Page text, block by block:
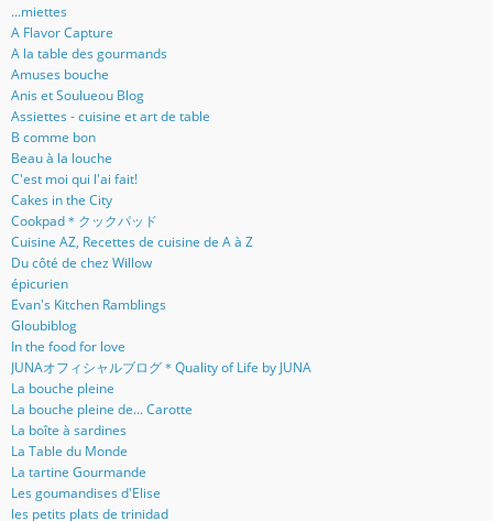
...miettes
A Flavor Capture
A la table des gourmands
Amuses bouche
Anis et Soulueou Blog
Assiettes - cuisine et art de table
B comme bon
Beau à la louche
C'est moi qui l'ai fait!
Cakes in the City
Cookpad＊クックパッド
Cuisine AZ, Recettes de cuisine de A à Z
Du côté de chez Willow
épicurien
Evan's Kitchen Ramblings
Gloubiblog
In the food for love
JUNAオフィシャルブログ＊Quality of Life by JUNA
La bouche pleine
La bouche pleine de... Carotte
La boîte à sardines
La Table du Monde
La tartine Gourmande
Les goumandises d'Elise
les petits plats de trinidad